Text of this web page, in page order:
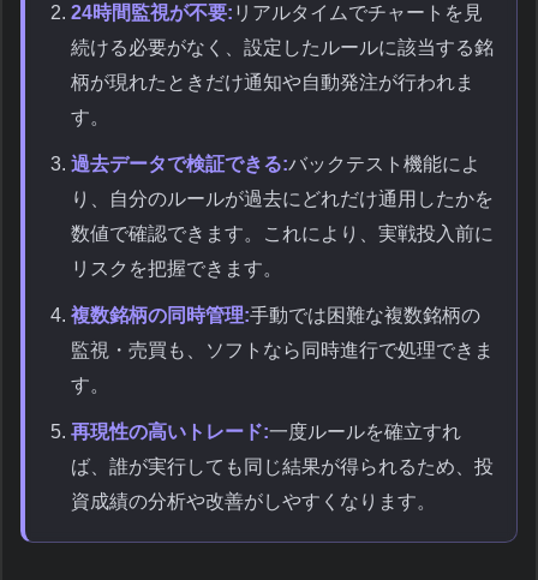
24時間監視が不要: リアルタイムでチャートを見
続ける必要がなく、設定したルールに該当する銘
柄が現れたときだけ通知や自動発注が行われま
す。
過去データで検証できる:バックテスト機能によ
り、自分のルールが過去にどれだけ通用したかを
数値で確認できます。これにより、実戦投入前に
リスクを把握できます。
複数銘柄の同時管理:手動では困難な複数銘柄の
監視・売買も、ソフトなら同時進行で処理できま
す。
再現性の高いトレード:一度ルールを確立すれ
ば、誰が実行しても同じ結果が得られるため、投
資成績の分析や改善がしやすくなります。